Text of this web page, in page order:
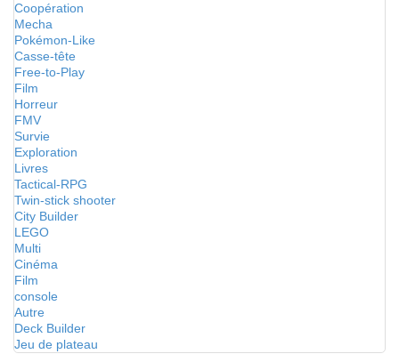
Coopération
Mecha
Pokémon-Like
Casse-tête
Free-to-Play
Film
Horreur
FMV
Survie
Exploration
Livres
Tactical-RPG
Twin-stick shooter
City Builder
LEGO
Multi
Cinéma
Film
console
Autre
Deck Builder
Jeu de plateau